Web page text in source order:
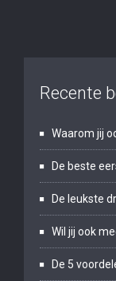
Recente
Waarom jij
De beste
De leukste
Wil jij ook
De 5